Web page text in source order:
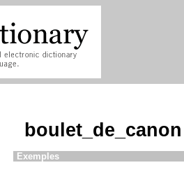
boulet_de_canon
Exemples